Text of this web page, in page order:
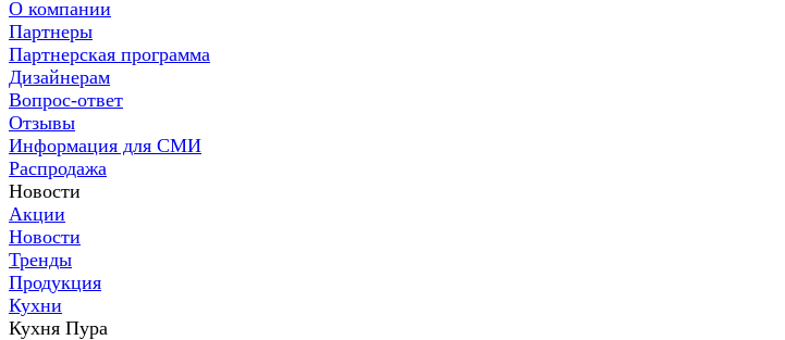
О компании
Партнеры
Партнерская программа
Дизайнерам
Вопрос-ответ
Отзывы
Информация для СМИ
Распродажа
Новости
Акции
Новости
Тренды
Продукция
Кухни
Кухня Пура